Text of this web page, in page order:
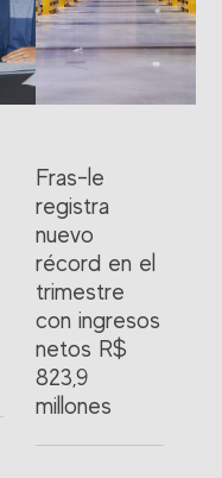
Fras-le
registra
nuevo
récord en el
trimestre
con ingresos
netos R$
823,9
millones